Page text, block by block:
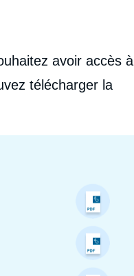
avoir accès à
télécharger la